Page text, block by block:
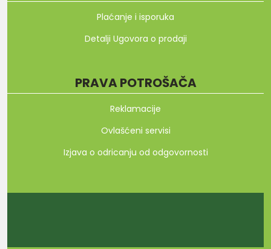
Plaćanje i isporuka
Detalji Ugovora o prodaji
PRAVA POTROŠAČA
Reklamacije
Ovlašćeni servisi
Izjava o odricanju od odgovornosti